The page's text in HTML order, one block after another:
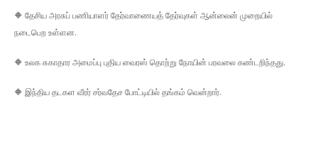
🔶 தேசிய அரசுப் பணியாளர் தேர்வாணையத் தேர்வுகள் ஆன்லைன் முறையில்
நடைபெற உள்ளன.
🔶 உலக சுகாதார அமைப்பு புதிய வைரஸ் தொற்று நோயின் பரவலை கண்டறிந்தது.
🔶 இந்திய தடகள வீரர் சர்வதேச போட்டியில் தங்கம் வென்றார்.